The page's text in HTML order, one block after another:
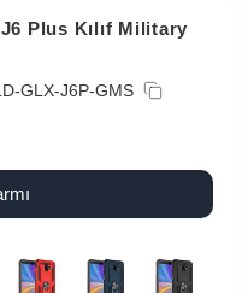
Plus Kılıf Military
GLX-J6P-GMS